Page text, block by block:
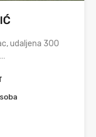
udaljena 300